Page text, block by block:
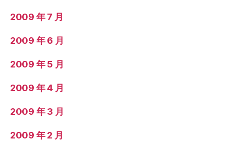
2009 年 7 月
2009 年 6 月
2009 年 5 月
2009 年 4 月
2009 年 3 月
2009 年 2 月